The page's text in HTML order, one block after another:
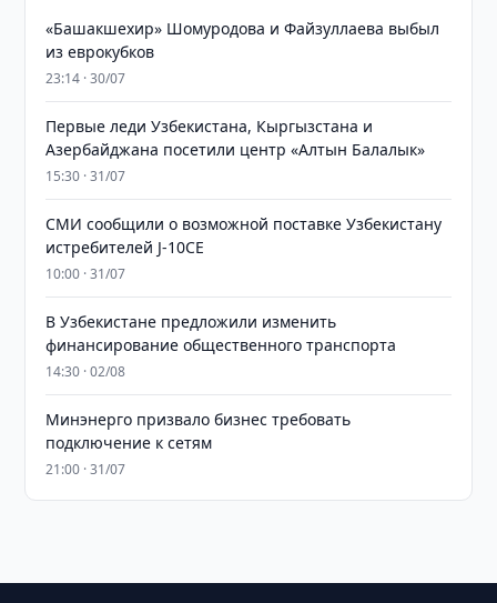
«Башакшехир» Шомуродова и Файзуллаева выбыл
из еврокубков
23:14 · 30/07
Первые леди Узбекистана, Кыргызстана и
Азербайджана посетили центр «Алтын Балалык»
15:30 · 31/07
СМИ сообщили о возможной поставке Узбекистану
истребителей J-10CE
10:00 · 31/07
В Узбекистане предложили изменить
финансирование общественного транспорта
14:30 · 02/08
Минэнерго призвало бизнес требовать
подключение к сетям
21:00 · 31/07